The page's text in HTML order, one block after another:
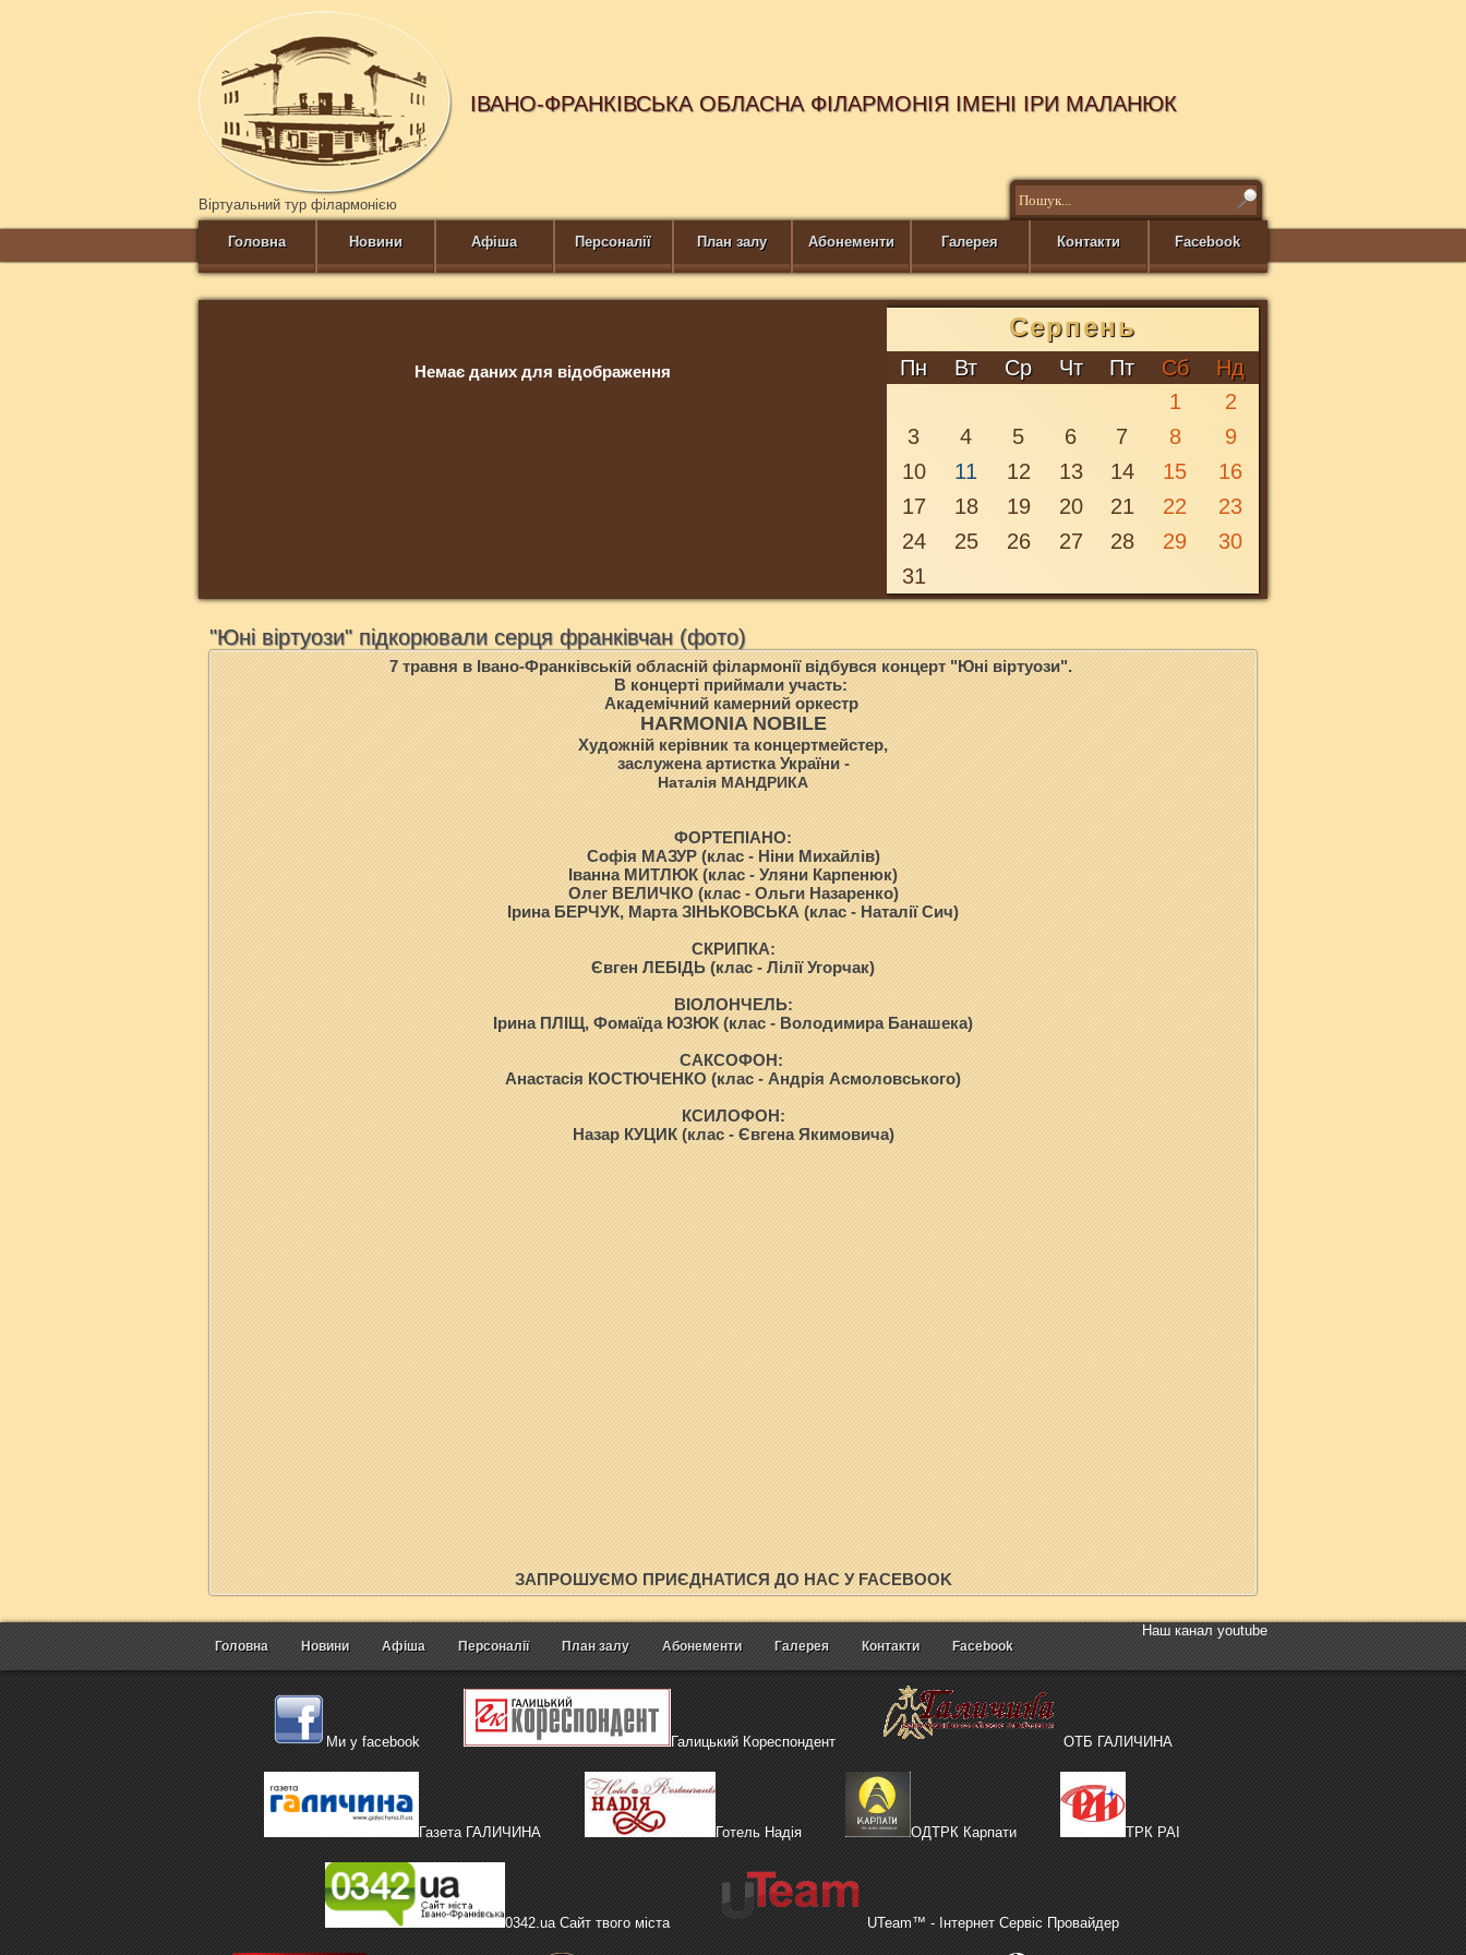
ІВАНО-ФРАНКІВСЬКА ОБЛАСНА ФІЛАРМОНІЯ ІМЕНІ ІРИ МАЛАНЮК
Віртуальний тур філармонією
Головна Новини Афіша Персоналії План залу Абонементи Галерея Контакти Facebook
Немає даних для відображення
Серпень
Пн Вт Ср Чт Пт Сб
Нд
1
2
3
4 5 6 7 8
9
10
11 12 13 14 15
16
17
18 19 20 21 22
23
24
25 26 27 28 29
30
31
"Юні віртуози" підкорювали серця франківчан (фото)
7 травня в Івано-Франківській обласній філармонії відбувся концерт "Юні віртуози".
В концерті приймали участь:
Академічний камерний оркестр
HARMONIA NOBILE
Художній керівник та концертмейстер,
заслужена артистка України -
Наталія МАНДРИКА
ФОРТЕПІАНО:
Софія МАЗУР (клас - Ніни Михайлів)
Іванна МИТЛЮК (клас - Уляни Карпенюк)
Олег ВЕЛИЧКО (клас - Ольги Назаренко)
Ірина БЕРЧУК, Марта ЗІНЬКОВСЬКА (клас - Наталії Сич)
СКРИПКА:
Євген ЛЕБІДЬ (клас - Лілії Угорчак)
ВІОЛОНЧЕЛЬ:
Ірина ПЛІЩ, Фомаїда ЮЗЮК (клас - Володимира Банашека)
САКСОФОН:
Анастасія КОСТЮЧЕНКО (клас - Андрія Асмоловського)
КСИЛОФОН:
Назар КУЦИК (клас - Євгена Якимовича)
ЗАПРОШУЄМО ПРИЄДНАТИСЯ ДО НАС У FACEBOOK
Головна Новини Афіша Персоналії План залу Абонементи Галерея Контакти Facebook
Наш канал youtube
Ми у facebook Галицький Кореспондент ОТБ ГАЛИЧИНА
Газета ГАЛИЧИНА Готель Надія ОДТРК Карпати ТРК РАІ
0342.ua Сайт твого міста UTeam™ - Інтернет Сервіс Провайдер